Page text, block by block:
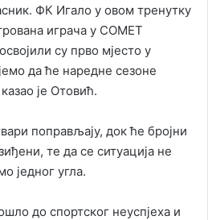
ФК Игало у овом тренутку
играча у COMET
су прво мјесто у
да ће наредне сезоне
је Отовић.
поправљају, док ће бројни
те да се ситуација не
једног угла.
до спортског неуспјеха и